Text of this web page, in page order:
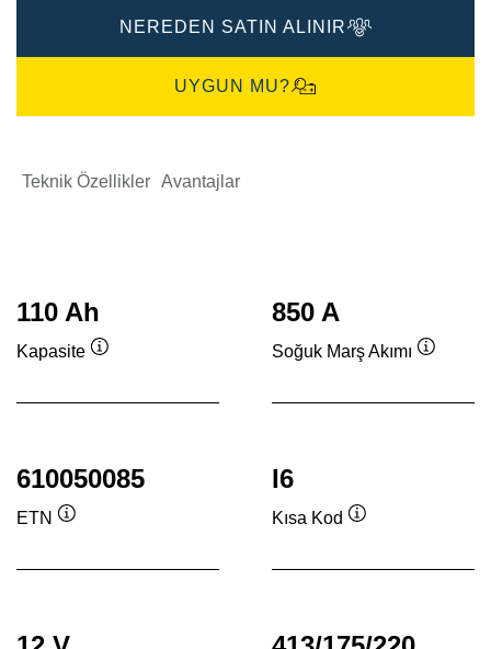
NEREDEN SATIN ALINIR
UYGUN MU?
Teknik Özellikler Avantajlar
110 Ah
Kapasite
850 A
Soğuk Marş Akımı
610050085
ETN
I6
Kısa Kod